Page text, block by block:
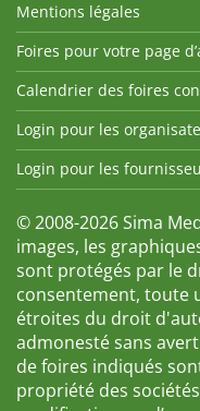
Mentions légales
Foires pour votre page
Calendrier des foires
Login pour les
Login pour les
© 2008-2026 Sima
images, les
sont protégés par le
consentement, toute
étroites du droit
admonesté sans
de foires indiqués
propriété des